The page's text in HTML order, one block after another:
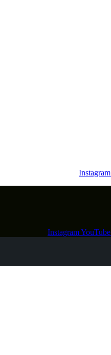
Instagram
InstagramYouTube